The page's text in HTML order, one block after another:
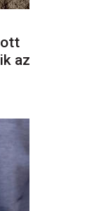
az